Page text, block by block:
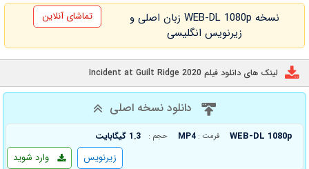
نسخه WEB-DL 1080p زبان اصلی و
زیرنویس انگلیسی
تماشای آنلاین
لینک های دانلود فیلم Incident at Guilt Ridge 2020
دانلود نسخه اصلی
WEB-DL 1080p فرمت : MP4 حجم : 1.3 گیگابایت
وارد شوید زیرنویس